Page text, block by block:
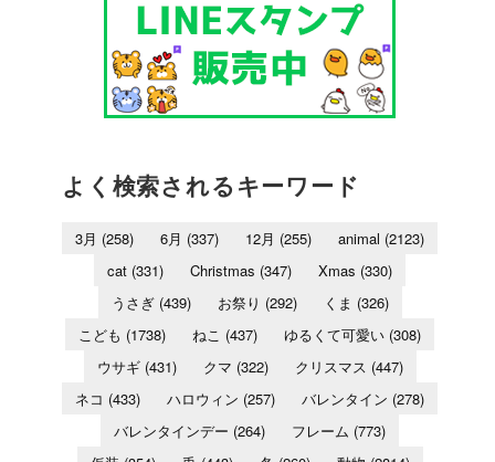
よく検索されるキーワード
3月 (258) 6月 (337) 12月 (255) animal (2123)
cat (331) Christmas (347) Xmas (330)
うさぎ(439) お祭り (292) くま (326)
こども (1738) ねこ (437) ゆるくて可愛い (308)
ウサギ(431) クマ (322) クリスマス (447)
ネコ (433) ハロウィン (257) バレンタイン (278)
バレンタインデー (264) フレーム (773)